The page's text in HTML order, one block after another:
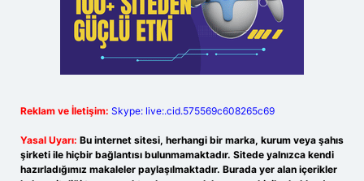
Reklam ve İletişim: Skype: live:.cid.575569c608265c69
Yasal Uyarı: Bu internet sitesi, herhangi bir marka, kurum veya şahıs
şirketi ile hiçbir bağlantısı bulunmamaktadır. Sitede yalnızca kendi
hazırladığımız makaleler paylaşılmaktadır. Burada yer alan içerikler